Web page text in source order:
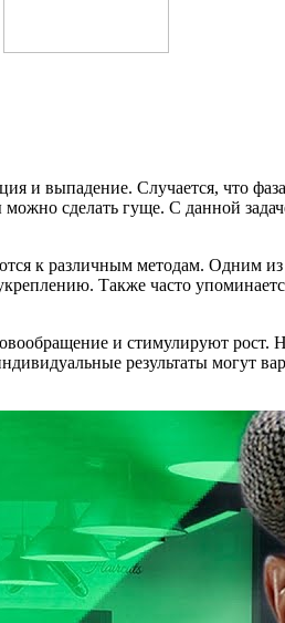
и выпадение. Случается, что
сделать гуще. С данной
к различным методам. Одним из
Также часто
и стимулируют рост.
результаты могут